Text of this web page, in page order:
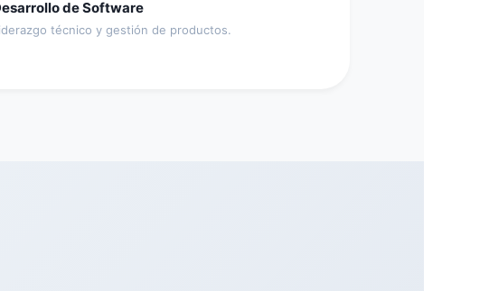
de Software
técnico y gestión de productos.